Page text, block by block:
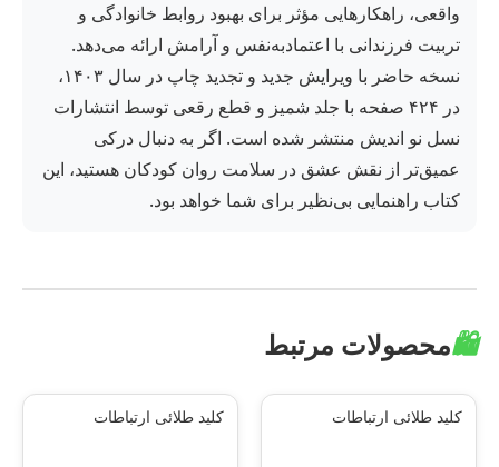
واقعی، راهکارهایی مؤثر برای بهبود روابط خانوادگی و
تربیت فرزندانی با اعتمادبه‌نفس و آرامش ارائه می‌دهد.
نسخه حاضر با ویرایش جدید و تجدید چاپ در سال ۱۴۰۳،
در ۴۲۴ صفحه با جلد شمیز و قطع رقعی توسط انتشارات
نسل نو اندیش منتشر شده است. اگر به دنبال درکی
عمیق‌تر از نقش عشق در سلامت روان کودکان هستید، این
کتاب راهنمایی بی‌نظیر برای شما خواهد بود.
🛍️محصولات مرتبط
کلید طلائی ارتباطات کلید طلائی ارتباطات